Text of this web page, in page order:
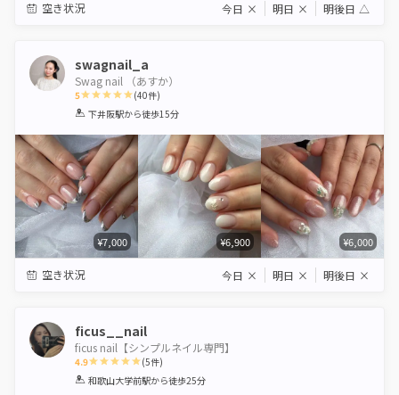
空き状況 今日 × 明日 × 明後日 △
swagnail_a
Swag nail （あすか）
5
1 2 3 4 5
(40件)
下井阪駅から徒歩15分
¥7,000 ¥6,900 ¥6,000
空き状況 今日 × 明日 × 明後日 ×
ficus__nail
ficus nail【シンプルネイル専門】
4.9
1 2 3 4 5
(5件)
和歌山大学前駅から徒歩25分